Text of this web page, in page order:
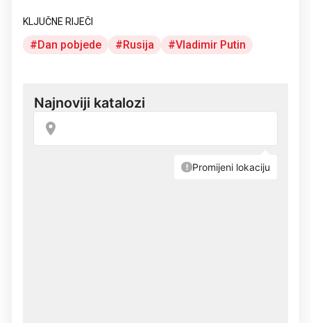
KLJUČNE RIJEČI
Dan pobjede Rusija Vladimir Putin